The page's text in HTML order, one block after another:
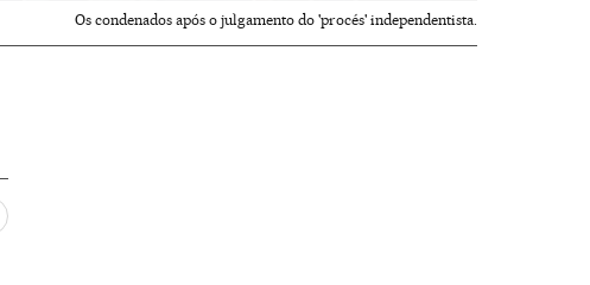
Os condenados após o julgamento do 'procés' independentista.